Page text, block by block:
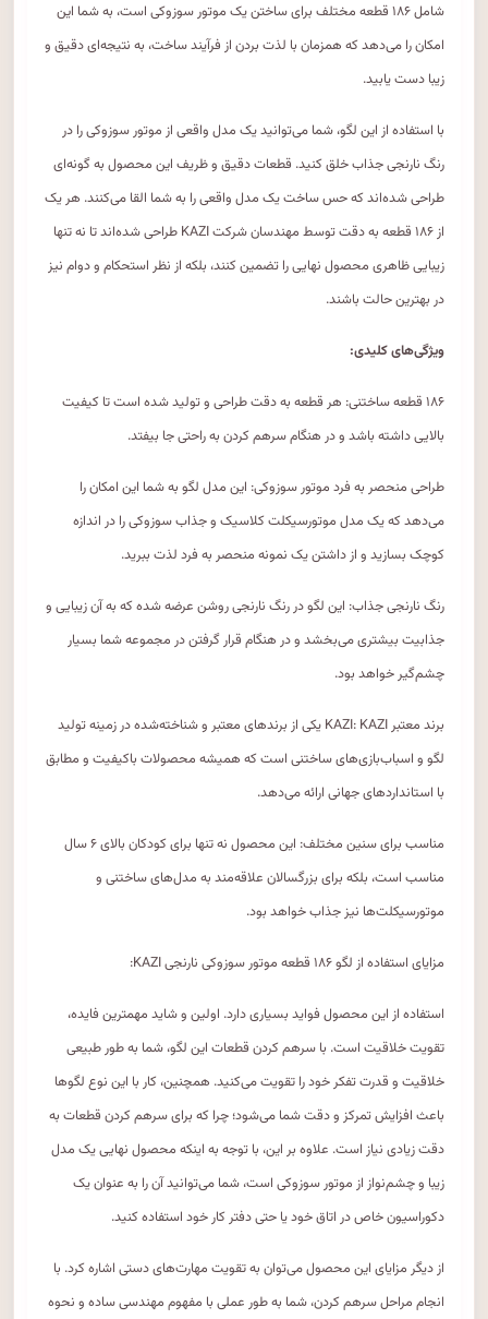
شامل ۱۸۶ قطعه مختلف برای ساختن یک موتور سوزوکی است، به شما این
امکان را می‌دهد که همزمان با لذت بردن از فرآیند ساخت، به نتیجه‌ای دقیق و
زیبا دست یابید.
با استفاده از این لگو، شما می‌توانید یک مدل واقعی از موتور سوزوکی را در
رنگ نارنجی جذاب خلق کنید. قطعات دقیق و ظریف این محصول به گونه‌ای
طراحی شده‌اند که حس ساخت یک مدل واقعی را به شما القا می‌کنند. هر یک
از ۱۸۶ قطعه به دقت توسط مهندسان شرکت KAZI طراحی شده‌اند تا نه تنها
زیبایی ظاهری محصول نهایی را تضمین کنند، بلکه از نظر استحکام و دوام نیز
در بهترین حالت باشند.
ویژگی‌های کلیدی:
۱۸۶ قطعه ساختنی: هر قطعه به دقت طراحی و تولید شده است تا کیفیت
بالایی داشته باشد و در هنگام سرهم کردن به راحتی جا بیفتد.
طراحی منحصر به فرد موتور سوزوکی: این مدل لگو به شما این امکان را
می‌دهد که یک مدل موتورسیکلت کلاسیک و جذاب سوزوکی را در اندازه
کوچک بسازید و از داشتن یک نمونه منحصر به فرد لذت ببرید.
رنگ نارنجی جذاب: این لگو در رنگ نارنجی روشن عرضه شده که به آن زیبایی و
جذابیت بیشتری می‌بخشد و در هنگام قرار گرفتن در مجموعه شما بسیار
چشم‌گیر خواهد بود.
برند معتبر KAZI: KAZI یکی از برندهای معتبر و شناخته‌شده در زمینه تولید
لگو و اسباب‌بازی‌های ساختنی است که همیشه محصولات باکیفیت و مطابق
با استانداردهای جهانی ارائه می‌دهد.
مناسب برای سنین مختلف: این محصول نه تنها برای کودکان بالای ۶ سال
مناسب است، بلکه برای بزرگسالان علاقه‌مند به مدل‌های ساختنی و
موتورسیکلت‌ها نیز جذاب خواهد بود.
مزایای استفاده از لگو ۱۸۶ قطعه موتور سوزوکی نارنجی KAZI:
استفاده از این محصول فواید بسیاری دارد. اولین و شاید مهمترین فایده،
تقویت خلاقیت است. با سرهم کردن قطعات این لگو، شما به طور طبیعی
خلاقیت و قدرت تفکر خود را تقویت می‌کنید. همچنین، کار با این نوع لگوها
باعث افزایش تمرکز و دقت شما می‌شود؛ چرا که برای سرهم کردن قطعات به
دقت زیادی نیاز است. علاوه بر این، با توجه به اینکه محصول نهایی یک مدل
زیبا و چشم‌نواز از موتور سوزوکی است، شما می‌توانید آن را به عنوان یک
دکوراسیون خاص در اتاق خود یا حتی دفتر کار خود استفاده کنید.
از دیگر مزایای این محصول می‌توان به تقویت مهارت‌های دستی اشاره کرد. با
انجام مراحل سرهم کردن، شما به طور عملی با مفهوم مهندسی ساده و نحوه